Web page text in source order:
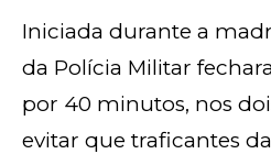
Iniciada durante a
da Polícia Militar
por 40 minutos, nos
evitar que traficantes